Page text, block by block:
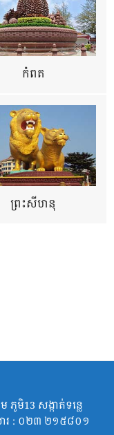
កំពត
ព្រះសីហនុ
ភូមិ13 សង្កាត់ទន្លេ
ារ : ០២៣ ២១៥៨០១